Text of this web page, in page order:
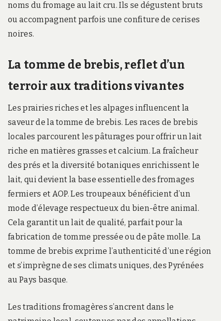
noms du fromage au lait cru. Ils se dégustent bruts
ou accompagnent parfois une confiture de cerises
noires.
La tomme de brebis, reflet d’un
terroir aux traditions vivantes
Les prairies riches et les alpages influencent la
saveur de la tomme de brebis. Les races de brebis
locales parcourent les pâturages pour offrir un lait
riche en matières grasses et calcium. La fraîcheur
des prés et la diversité botaniques enrichissent le
lait, qui devient la base essentielle des fromages
fermiers et AOP. Les troupeaux bénéficient d’un
mode d’élevage respectueux du bien-être animal.
Cela garantit un lait de qualité, parfait pour la
fabrication de tomme pressée ou de pâte molle. La
tomme de brebis exprime l’authenticité d’une région
et s’imprègne de ses climats uniques, des Pyrénées
au Pays basque.
Les traditions fromagères s’ancrent dans le